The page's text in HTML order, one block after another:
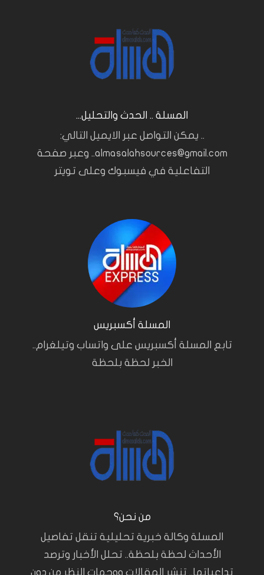
المسلة .. الحدث والتحليل...
.. يمكن التواصل عبر الايميل التالي:
almasalahsources@gmail.com.. وعبر صفحة
التفاعلية في فيسبوك وعلى تويتر
المسلة أكسبريس
تابع المسلة أكسبريس على واتساب وتيلغرام..
الخبر لحظة بلحظة
من نحن؟
المسلة وكالة خبرية تحليلية تنقل تفاصيل
الأحداث لحظة بلحظة.. تحلل الأخبار وترصد
تداعياتها.. تنشر المقالات ووجهات النظر من دون